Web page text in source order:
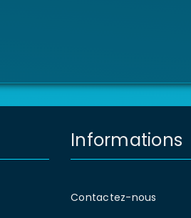
Informations
Contactez-nous